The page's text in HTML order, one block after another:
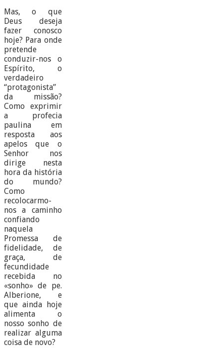
Mas, o que
Deus deseja
fazer conosco
hoje? Para onde
pretende
conduzir-nos o
Espírito, o
verdadeiro
“protagonista”
da missão?
Como exprimir
a profecia
paulina em
resposta aos
apelos que o
Senhor nos
dirige nesta
hora da história
do mundo?
Como
recolocarmo-
nos a caminho
confiando
naquela
Promessa de
fidelidade, de
graça, de
fecundidade
recebida no
«sonho» de pe.
Alberione, e
que ainda hoje
alimenta o
nosso sonho de
realizar alguma
coisa de novo?